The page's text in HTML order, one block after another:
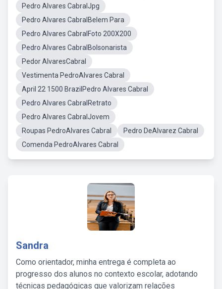
Pedro Alvares CabralJpg
Pedro Alvares CabralBelem Para
Pedro Alvares CabralFoto 200X200
Pedro Alvares CabralBolsonarista
Pedor AlvaresCabral
Vestimenta PedroAlvares Cabral
April 22 1500 BrazilPedro Alvares Cabral
Pedro Alvares CabralRetrato
Pedro Alvares CabralJovem
Roupas PedroAlvares Cabral
Pedro DeAlvarez Cabral
Comenda PedroAlvares Cabral
Sandra
Como orientador, minha entrega é completa ao
progresso dos alunos no contexto escolar, adotando
técnicas pedagógicas que valorizam relações